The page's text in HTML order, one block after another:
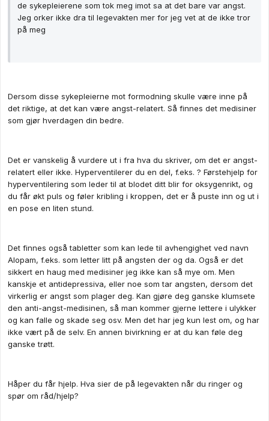
de sykepleierene som tok meg imot sa at det bare var angst.
Jeg orker ikke dra til legevakten mer for jeg vet at de ikke tror
på meg
Dersom disse sykepleierne mot formodning skulle være inne på
det riktige, at det kan være angst-relatert. Så finnes det medisiner
som gjør hverdagen din bedre.
Det er vanskelig å vurdere ut i fra hva du skriver, om det er angst-
relatert eller ikke. Hyperventilerer du en del, f.eks. ? Førstehjelp for
hyperventilering som leder til at blodet ditt blir for oksygenrikt, og
du får økt puls og føler kribling i kroppen, det er å puste inn og ut i
en pose en liten stund.
Det finnes også tabletter som kan lede til avhengighet ved navn
Alopam, f.eks. som letter litt på angsten der og da. Også er det
sikkert en haug med medisiner jeg ikke kan så mye om. Men
kanskje et antidepressiva, eller noe som tar angsten, dersom det
virkerlig er angst som plager deg. Kan gjøre deg ganske klumsete
den anti-angst-medisinen, så man kommer gjerne lettere i ulykker
og kan falle og skade seg osv. Men det har jeg kun lest om, og har
ikke vært på de selv. En annen bivirkning er at du kan føle deg
ganske trøtt.
Håper du får hjelp. Hva sier de på legevakten når du ringer og
spør om råd/hjelp?